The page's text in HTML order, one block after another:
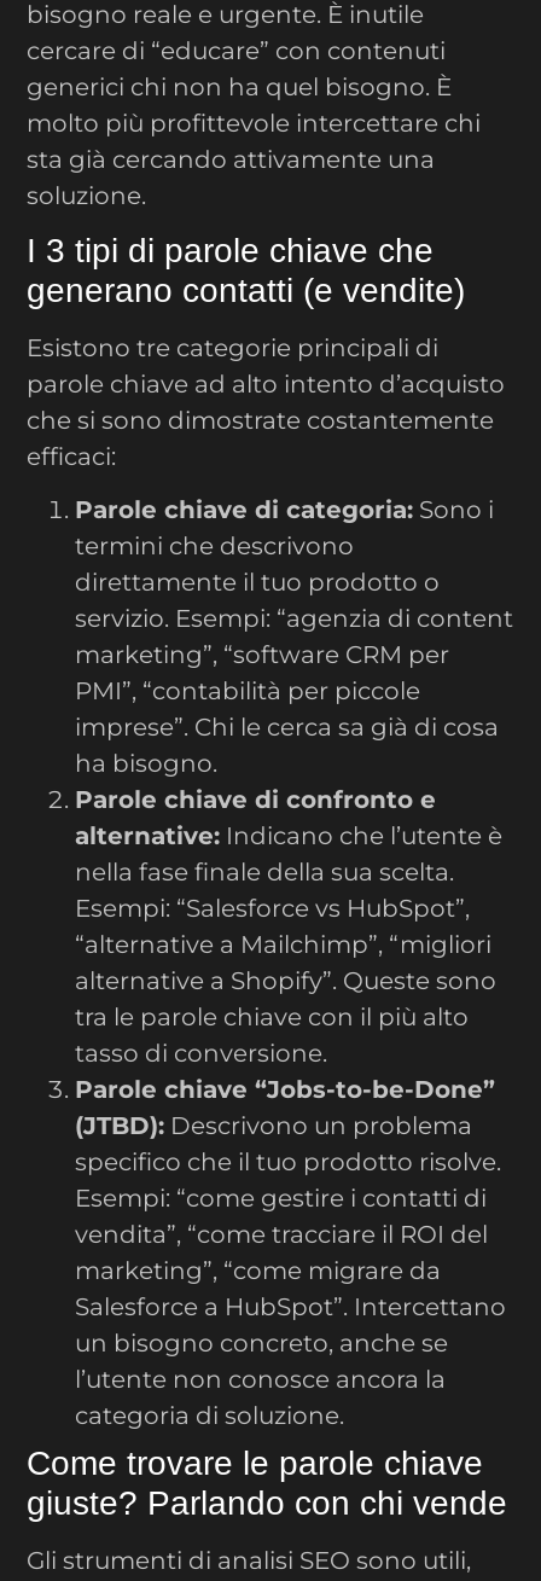
bisogno reale e urgente. È inutile
cercare di “educare” con contenuti
generici chi non ha quel bisogno. È
molto più profittevole intercettare chi
sta già cercando attivamente una
soluzione.
I 3 tipi di parole chiave che
generano contatti (e vendite)
Esistono tre categorie principali di
parole chiave ad alto intento d’acquisto
che si sono dimostrate costantemente
efficaci:
Parole chiave di categoria: Sono i
termini che descrivono
direttamente il tuo prodotto o
servizio. Esempi: “agenzia di content
marketing”, “software CRM per
PMI”, “contabilità per piccole
imprese”. Chi le cerca sa già di cosa
ha bisogno.
Parole chiave di confronto e
alternative: Indicano che l’utente è
nella fase finale della sua scelta.
Esempi: “Salesforce vs HubSpot”,
“alternative a Mailchimp”, “migliori
alternative a Shopify”. Queste sono
tra le parole chiave con il più alto
tasso di conversione.
Parole chiave “Jobs-to-be-Done”
(JTBD): Descrivono un problema
specifico che il tuo prodotto risolve.
Esempi: “come gestire i contatti di
vendita”, “come tracciare il ROI del
marketing”, “come migrare da
Salesforce a HubSpot”. Intercettano
un bisogno concreto, anche se
l’utente non conosce ancora la
categoria di soluzione.
Come trovare le parole chiave
giuste? Parlando con chi vende
Gli strumenti di analisi SEO sono utili,